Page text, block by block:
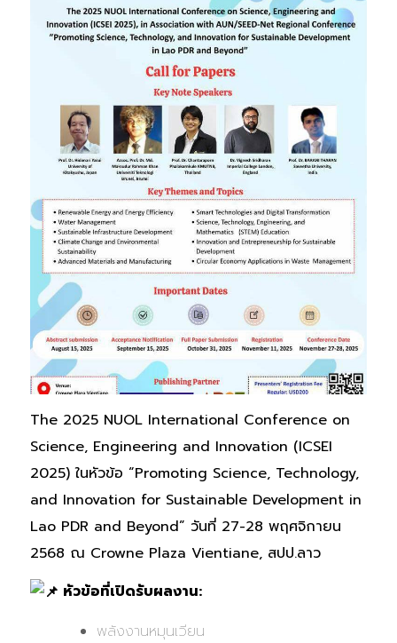
The 2025 NUOL International Conference on
Science, Engineering and Innovation (ICSEI
2025) ในหัวข้อ “Promoting Science, Technology,
and Innovation for Sustainable Development in
Lao PDR and Beyond” วันที่ 27-28 พฤศจิกายน
2568 ณ Crowne Plaza Vientiane, สปป.ลาว
หัวข้อที่เปิดรับผลงาน:
พลังงานหมุนเวียน